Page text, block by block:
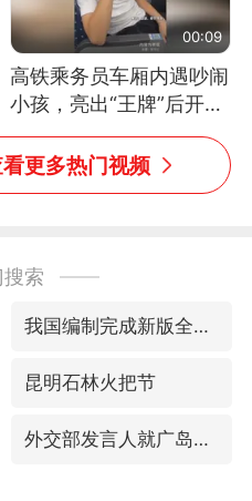
00:09
高铁乘务员车厢内遇吵闹
小孩，亮出“王牌”后开启
一键静音
更多热门视频
索
我国编制完成新版全月地质图
昆明石林火把节
外交部发言人就广岛核爆81周年等答记者问